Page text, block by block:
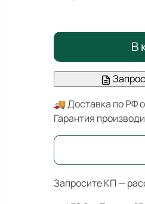
Запросите КП —
В
🚚 Доставка по РФ
Гарантия